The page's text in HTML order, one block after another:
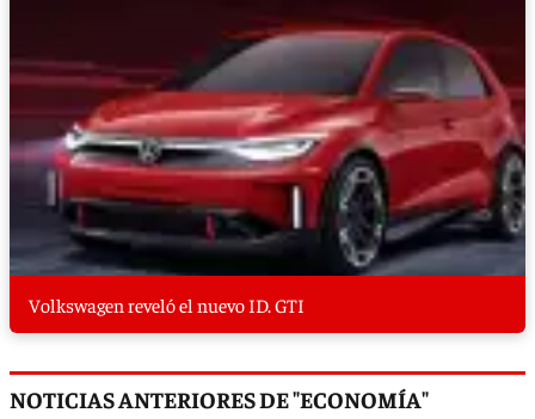
Volkswagen reveló el nuevo ID. GTI
NOTICIAS ANTERIORES DE "ECONOMÍA"